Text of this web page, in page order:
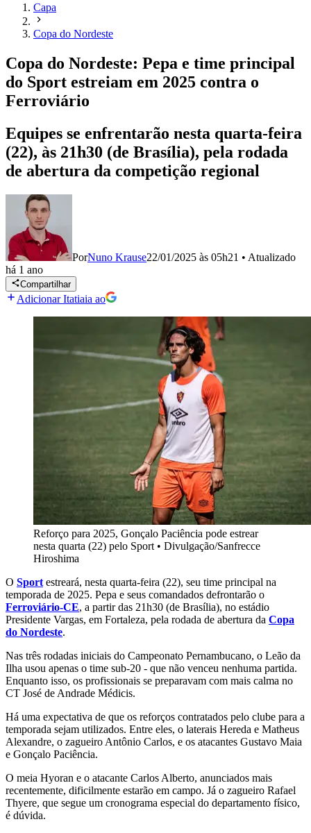
Capa
Copa do Nordeste
Copa do Nordeste: Pepa e time principal
do Sport estreiam em 2025 contra o
Ferroviário
Equipes se enfrentarão nesta quarta-feira
(22), às 21h30 (de Brasília), pela rodada
de abertura da competição regional
PorNuno Krause22/01/2025 às 05h21 • Atualizado
há 1 ano
Compartilhar
Adicionar Itatiaia ao
Reforço para 2025, Gonçalo Paciência pode estrear
nesta quarta (22) pelo Sport • Divulgação/Sanfrecce
Hiroshima
O Sport estreará, nesta quarta-feira (22), seu time principal na
temporada de 2025. Pepa e seus comandados defrontarão o
Ferroviário-CE, a partir das 21h30 (de Brasília), no estádio
Presidente Vargas, em Fortaleza, pela rodada de abertura da Copa
do Nordeste.
Nas três rodadas iniciais do Campeonato Pernambucano, o Leão da
Ilha usou apenas o time sub-20 - que não venceu nenhuma partida.
Enquanto isso, os profissionais se preparavam com mais calma no
CT José de Andrade Médicis.
Há uma expectativa de que os reforços contratados pelo clube para a
temporada sejam utilizados. Entre eles, o laterais Hereda e Matheus
Alexandre, o zagueiro Antônio Carlos, e os atacantes Gustavo Maia
e Gonçalo Paciência.
O meia Hyoran e o atacante Carlos Alberto, anunciados mais
recentemente, dificilmente estarão em campo. Já o zagueiro Rafael
Thyere, que segue um cronograma especial do departamento físico,
é dúvida.